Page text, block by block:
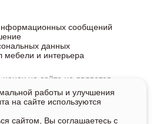
мебели и интерьера
сообщений
данных
на сайте не является
исключительно информационный
информации о наличии
и услуг напишите или
работы и улучшения
на сайте используются
сайтом, Вы соглашаетесь с